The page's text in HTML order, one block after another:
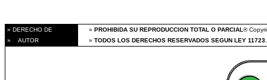
» DERECHO DE » PROHIBIDA SU REPRODUCCION TOTAL O PARCIAL®
» AUTOR
» TODOS LOS DERECHOS RESERVADOS SEGUN LEY